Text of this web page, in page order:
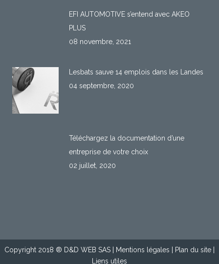
EFI AUTOMOTIVE s’entend avec AKEO
PLUS
08 novembre, 2021
Lesbats sauve 14 emplois dans les Landes
04 septembre, 2020
Téléchargez la documentation d’une
entreprise de votre choix
02 juillet, 2020
Copyright 2018 ® D&D WEB SAS Mentions légales Plan du site
Liens utiles